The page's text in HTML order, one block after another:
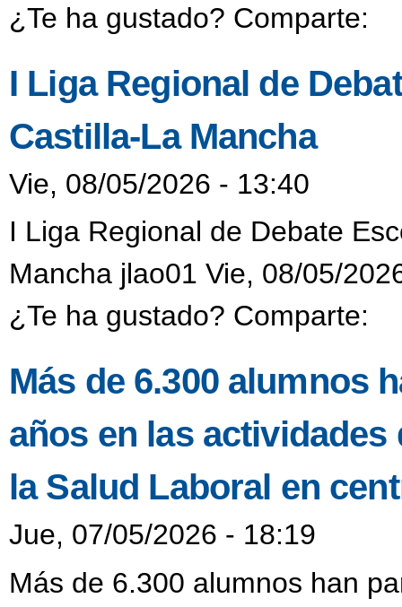
¿Te ha gustado? Comparte:
I Liga Regional de
Castilla-La Mancha
Vie, 08/05/2026 - 13:40
I Liga Regional de Debate
Mancha jlao01 Vie, 08/05/
¿Te ha gustado? Comparte:
Más de 6.300 alumnos
años en las actividades
la Salud Laboral en
Jue, 07/05/2026 - 18:19
Más de 6.300 alumnos han